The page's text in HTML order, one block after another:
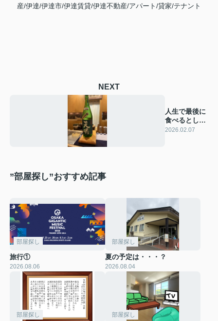
産/伊達/伊達市/伊達賃貸/伊達不動産/アパート/貸家/テナント
NEXT
人生で最後に
食べるとした
ら？？
2026.02.07
”部屋探し”おすすめ記事
部屋探し
旅行①
2026.08.06
部屋探し
夏の予定は・・・？
2026.08.04
部屋探し 部屋探し